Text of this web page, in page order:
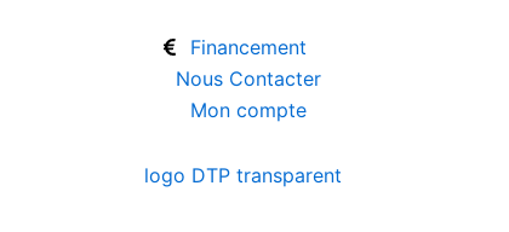
Financement
Nous Contacter
Mon compte